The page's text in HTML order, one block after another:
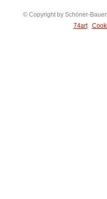
© Copyright by Schöner-
74art